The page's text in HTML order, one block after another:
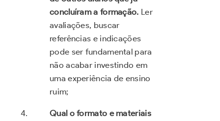
concluíram a formação. Ler
avaliações, buscar
referências e indicações
pode ser fundamental para
não acabar investindo em
uma experiência de ensino
ruim;
Qual o formato e materiais